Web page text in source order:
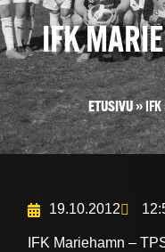
IFK
ETUSIVU»IFK
19.10.2012
IFK Mariehamn –